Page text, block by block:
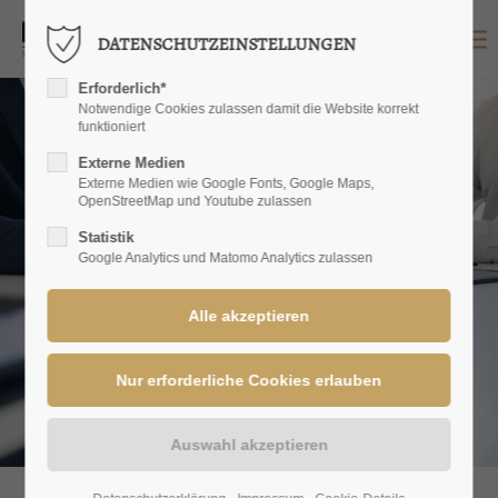
LOGIN
Benutzername
Passwort
Anmelden
|Lost your password?
SUPPORT
DATENSCHUTZEINSTELLUNGEN
Erforderlich*
Notwendige Cookies zulassen damit die Website korrekt
funktioniert
Externe Medien
Externe Medien wie Google Fonts, Google Maps,
OpenStreetMap und Youtube zulassen
Statistik
Google Analytics und Matomo Analytics zulassen